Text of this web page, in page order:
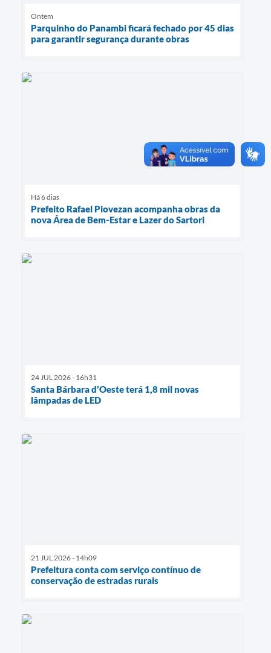
Ontem
Parquinho do Panambi ficará fechado por 45 dias
para garantir segurança durante obras
Há 6 dias
Prefeito Rafael Piovezan acompanha obras da
nova Área de Bem-Estar e Lazer do Sartori
24 JUL 2026 - 16h31
Santa Bárbara d’Oeste terá 1,8 mil novas
lâmpadas de LED
21 JUL 2026 - 14h09
Prefeitura conta com serviço contínuo de
conservação de estradas rurais